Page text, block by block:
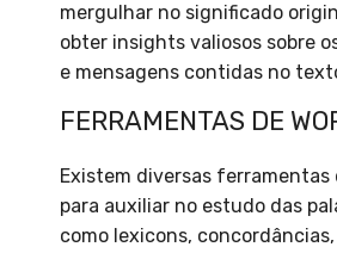
mergulhar no significado
obter insights valiosos sobre
e mensagens contidas no
FERRAMENTAS DE
Existem diversas ferramentas
para auxiliar no estudo das
como lexicons,